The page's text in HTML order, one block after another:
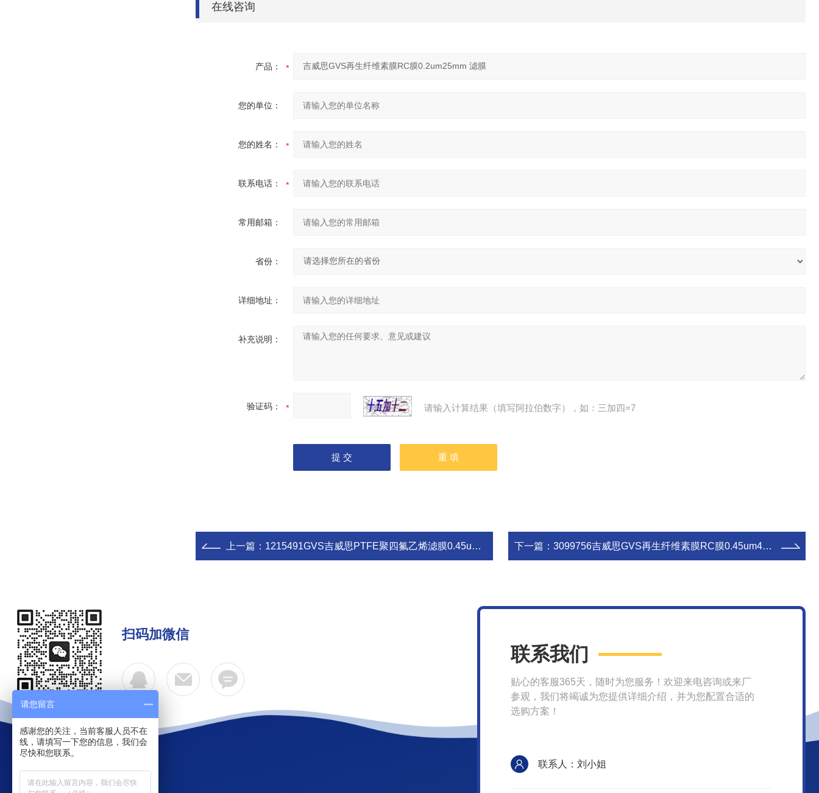
在线咨询
产品：
您的单位：
您的姓名：
联系电话：
常用邮箱：
省份：
详细地址：
补充说明：
验证码： 请输入计算结果（填写阿拉伯数字），如：三加四=7
上一篇： 1215491GVS吉威思PTFE聚四氟乙烯滤膜0.45um13mm 下一篇： 3099756吉威思GVS再生纤维素膜RC膜0.45um47mm 滤膜
扫码加微信
联系我们
贴心的客服365天，随时为您服务！欢迎来电咨询或来厂
参观，我们将竭诚为您提供详细介绍，并为您配置合适的
选购方案！
联系人：刘小姐
请您留言
感谢您的关注，当前客服人员不在
线，请填写一下您的信息，我们会
尽快和您联系。